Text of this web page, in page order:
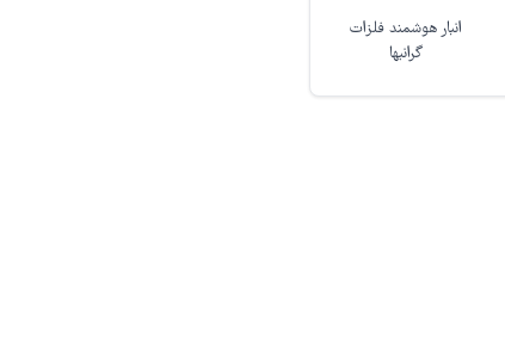
انبار هوشمند فلزات
گرانبها